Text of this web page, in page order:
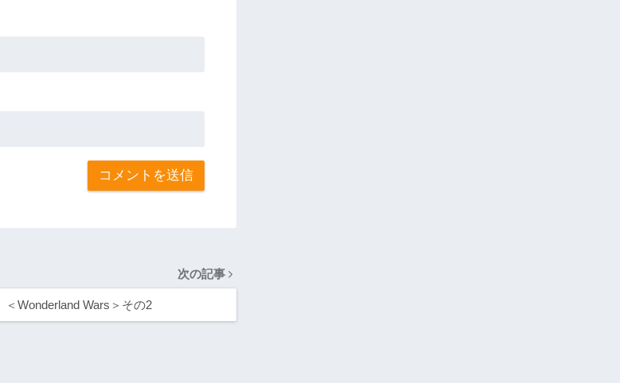
次の記事
＜Wonderland Wars＞その2